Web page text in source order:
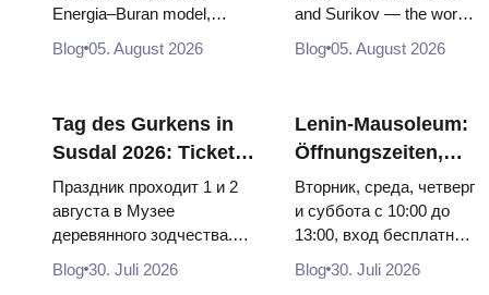
von innen
Energia–Buran model,
and 120 pieces of flight...
Blog 05. August 2026
lohnt
and Surikov — the works
they hang, and why
Blog 05. August 2026
Tag des Gurkens in
Susdal 2026: Tickets,
Termine und wie man
von Moskau aus
anreist
Праздник проходит 1 и 2
августа в Музее
деревянного зодчества.
доехать из Москвы через
Blog 30. Juli 2026
Lenin-Mausoleum:
Öffnungszeiten,
Eintritt und die
Hauptverwechslung
mit dem Kreml
Вторник, среда, четверг
и суббота с 10:00 до
13:00, вход бесплатный.
расходятся в днях, чем
Blog 30. Juli 2026